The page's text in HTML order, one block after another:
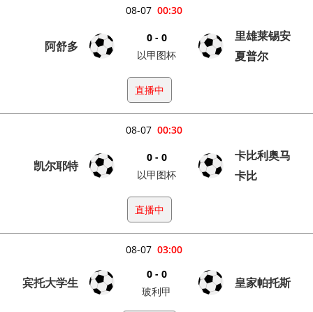
00:30
08-07
阿舒多
0 - 0
以甲图杯
里雄莱锡安
夏普尔
直播中
00:30
08-07
凯尔耶特
0 - 0
以甲图杯
卡比利奥马
卡比
直播中
03:00
08-07
宾托大学生
0 - 0
玻利甲
皇家帕托斯